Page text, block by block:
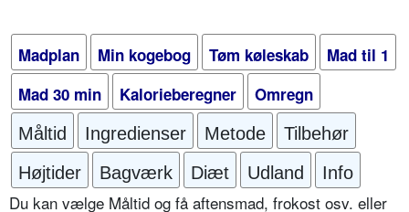
Madplan Min kogebog Tøm køleskab
Mad til 1
Mad 30 min
Kalorieberegner Omregn
Måltid Ingredienser Metode
Tilbehør
Højtider
Bagværk Diæt Udland Info
Du kan vælge Måltid og få aftensmad, frokost osv. eller